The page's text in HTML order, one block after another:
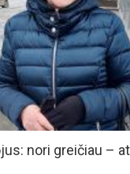
nori greičiau –